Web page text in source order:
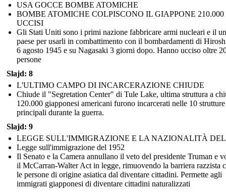
USA GOCCE BOMBE ATOMICHE
BOMBE ATOMICHE COLPISCONO IL GIAPPONE 210.000
UCCISI
Gli Stati Uniti sono i primi nazione fabbricare armi nucleari e il
paese per usarli in combattimento con il bombardamenti di
6 agosto 1945 e su Nagasaki 3 giorni dopo. Hanno ucciso oltre
persone
Slajd: 8
L'ULTIMO CAMPO DI INCARCERAZIONE CHIUDE
Chiude il "Segretation Center" di Tule Lake, ultima struttura a
120.000 giapponesi americani furono incarcerati nelle 10 strutture
principali durante la guerra.
Slajd: 9
LEGGE SULL'IMMIGRAZIONE E LA NAZIONALITÀ DEL
Legge sull'immigrazione del 1952
Il Senato e la Camera annullano il veto del presidente Truman e
il McCarran-Walter Act in legge, rimuovendo la barriera razzista
le persone di origine asiatica dal diventare cittadini. Permette agli
immigrati giapponesi di diventare cittadini naturalizzati